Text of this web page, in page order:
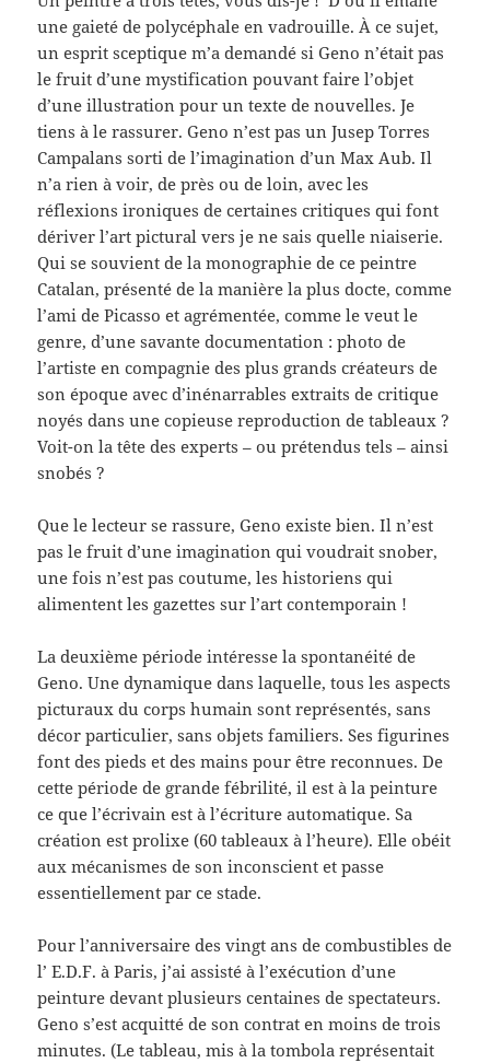
une gaieté de polycéphale en vadrouille. À ce sujet,
un esprit sceptique m’a demandé si Geno n’était pas
le fruit d’une mystification pouvant faire l’objet
d’une illustration pour un texte de nouvelles. Je
tiens à le rassurer. Geno n’est pas un Jusep Torres
Campalans sorti de l’imagination d’un Max Aub. Il
n’a rien à voir, de près ou de loin, avec les
réflexions ironiques de certaines critiques qui font
dériver l’art pictural vers je ne sais quelle niaiserie.
Qui se souvient de la monographie de ce peintre
Catalan, présenté de la manière la plus docte, comme
l’ami de Picasso et agrémentée, comme le veut le
genre, d’une savante documentation : photo de
l’artiste en compagnie des plus grands créateurs de
son époque avec d’inénarrables extraits de critique
noyés dans une copieuse reproduction de tableaux ?
Voit-on la tête des experts – ou prétendus tels – ainsi
snobés ?
Que le lecteur se rassure, Geno existe bien. Il n’est
pas le fruit d’une imagination qui voudrait snober,
une fois n’est pas coutume, les historiens qui
alimentent les gazettes sur l’art contemporain !
La deuxième période intéresse la spontanéité de
Geno. Une dynamique dans laquelle, tous les aspects
picturaux du corps humain sont représentés, sans
décor particulier, sans objets familiers. Ses figurines
font des pieds et des mains pour être reconnues. De
cette période de grande fébrilité, il est à la peinture
ce que l’écrivain est à l’écriture automatique. Sa
création est prolixe (60 tableaux à l’heure). Elle obéit
aux mécanismes de son inconscient et passe
essentiellement par ce stade.
Pour l’anniversaire des vingt ans de combustibles de
l’ E.D.F. à Paris, j’ai assisté à l’exécution d’une
peinture devant plusieurs centaines de spectateurs.
Geno s’est acquitté de son contrat en moins de trois
minutes. (Le tableau, mis à la tombola représentait